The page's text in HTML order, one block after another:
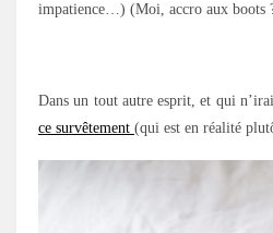
impatience…) (Moi, accro aux
Dans un tout autre esprit, et qui
ce survêtement (qui est en réalité